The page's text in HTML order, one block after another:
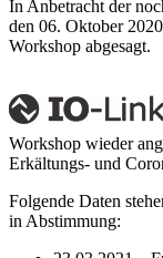
In Anbetracht der
den 06. Oktober
Workshop abgesagt.
Workshop wieder
Erkältungs- und
Folgende Daten
in Abstimmung: